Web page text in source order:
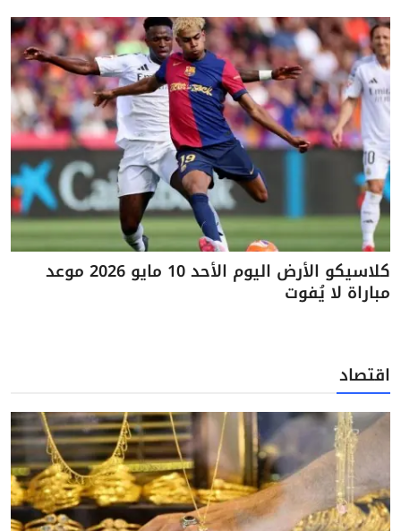
كلاسيكو الأرض اليوم الأحد 10 مايو 2026 موعد
مباراة لا يُفوت
اقتصاد